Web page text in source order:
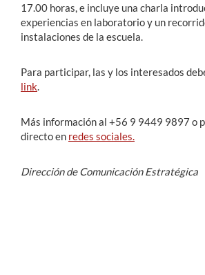
17.00 horas, e incluye una charla
experiencias en laboratorio y un
instalaciones de la escuela.
Para participar, las y los interesados
link
Más información al +56 9 9449 9897 o
directo en redes sociales.
Dirección de Comunicación Estratégica